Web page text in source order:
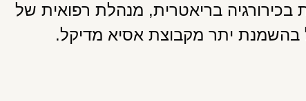
בריאטרית, מנהלת רפואית של
בהשמנת יתר מקבוצת אסיא מדיקל.